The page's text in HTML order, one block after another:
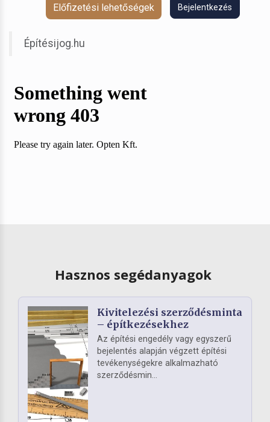
Előfizetési lehetőségek Bejelentkezés
Építésijog.hu
Hasznos segédanyagok
Kivitelezési szerződésminta
– építkezésekhez
Az építési engedély vagy egyszerű
bejelentés alapján végzett építési
tevékenységekre alkalmazható
szerződésmin...